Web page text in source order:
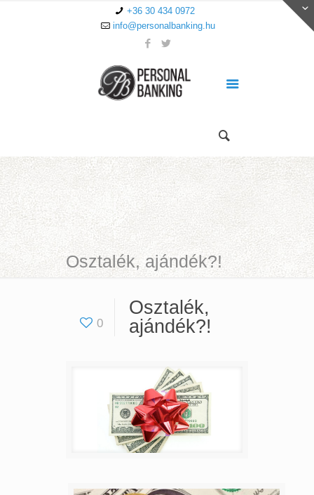
+36 30 434 0972
info@personalbanking.hu
Osztalék, ajándék?!
0
Osztalék,
ajándék?!